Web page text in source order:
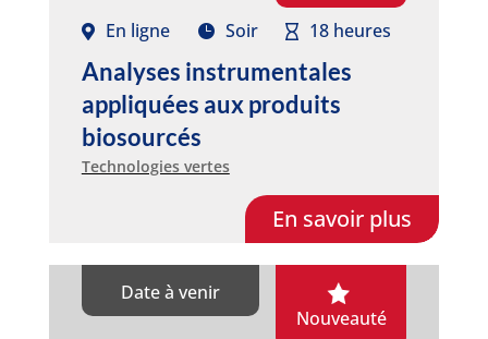
En ligne Soir 18 heures
Analyses instrumentales
appliquées aux produits
biosourcés
Technologies vertes
En savoir plus
Date à venir
Nouveauté